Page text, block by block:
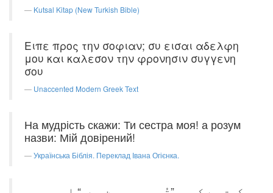
Kutsal Kitap (New Turkish Bible)
Ειπε προς την σοφιαν; συ εισαι αδελφη
μου και καλεσον την φρονησιν συγγενη
σου
Unaccented Modern Greek Text
На мудрість скажи: Ти сестра моя! а розум
назви: Мій довірений!
Українська Біблія. Переклад Івана Огієнка.